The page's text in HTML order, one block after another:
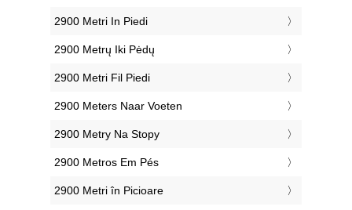
‎2900 Metri In Piedi
‎2900 Metrų Iki Pėdų
‎2900 Metri Fil Piedi
‎2900 Meters Naar Voeten
‎2900 Metry Na Stopy
‎2900 Metros Em Pés
‎2900 Metri în Picioare